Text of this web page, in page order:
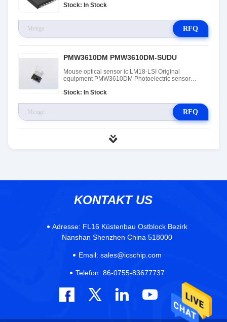
Stock: In Stock
RFQ
PMW3610DM PMW3610DM-SUDU
Mouse optical sensor ic LM18-LSI Original
equipment PMW3610DM Photoelectric sensor
Stock: In Stock
RFQ
KONTAKT US
Adresse: FL16 Küstenbau Ostblock Bezirk
Nanshan Shenzhen China 518000
Email: sales@icschip.com
Telefon: 86-0755-83677737